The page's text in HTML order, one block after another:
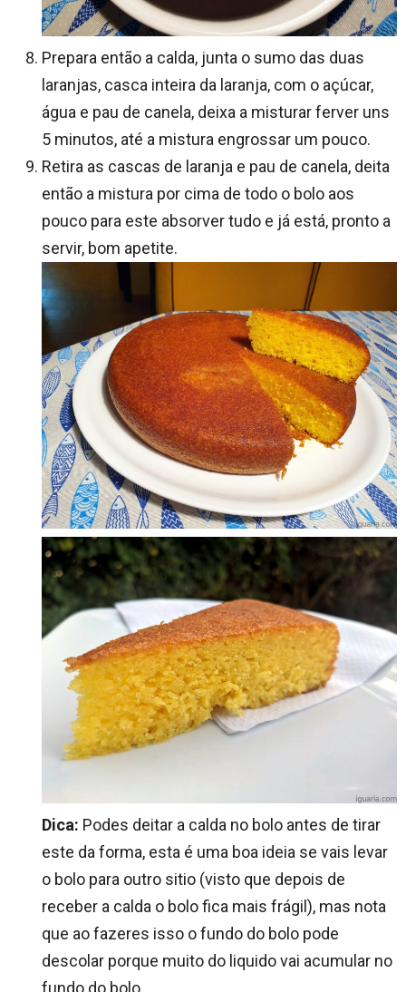
Prepara então a calda, junta o sumo das duas
laranjas, casca inteira da laranja, com o açúcar,
água e pau de canela, deixa a misturar ferver uns
5 minutos, até a mistura engrossar um pouco.
Retira as cascas de laranja e pau de canela, deita
então a mistura por cima de todo o bolo aos
pouco para este absorver tudo e já está, pronto a
servir, bom apetite.
Dica: Podes deitar a calda no bolo antes de tirar
este da forma, esta é uma boa ideia se vais levar
o bolo para outro sitio (visto que depois de
receber a calda o bolo fica mais frágil), mas nota
que ao fazeres isso o fundo do bolo pode
descolar porque muito do liquido vai acumular no
fundo do bolo.